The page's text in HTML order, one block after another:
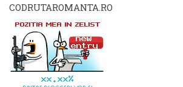
CODRUTAROMANTA.RO